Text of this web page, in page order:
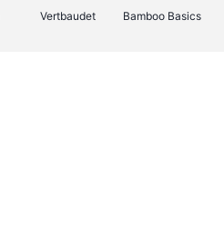
Vertbaudet Bamboo Basics